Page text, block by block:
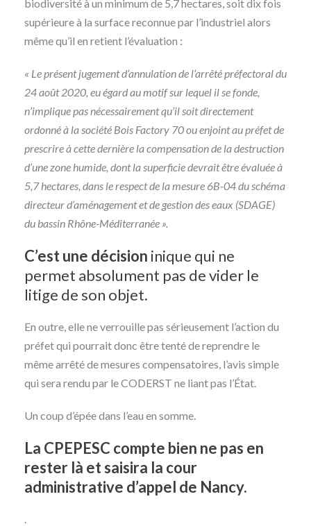
biodiversité à un minimum de 5,7 hectares, soit dix fois
supérieure à la surface reconnue par l’industriel alors
même qu’il en retient l’évaluation :
« Le présent jugement d’annulation de l’arrêté préfectoral du
24 août 2020, eu égard au motif sur lequel il se fonde,
n’implique pas nécessairement qu’il soit directement
ordonné à la société Bois Factory 70 ou enjoint au préfet de
prescrire à cette dernière la compensation de la destruction
d’une zone humide, dont la superficie devrait être évaluée à
5,7 hectares, dans le respect de la mesure 6B-04 du schéma
directeur d’aménagement et de gestion des eaux (SDAGE)
du bassin Rhône-Méditerranée ».
C’est une décision inique qui ne
permet absolument pas de vider le
litige de son objet.
En outre, elle ne verrouille pas sérieusement l’action du
préfet qui pourrait donc être tenté de reprendre le
même arrêté de mesures compensatoires, l’avis simple
qui sera rendu par le CODERST ne liant pas l’État.
Un coup d’épée dans l’eau en somme.
La CPEPESC compte bien ne pas en
rester là et saisira la cour
administrative d’appel de Nancy.
.